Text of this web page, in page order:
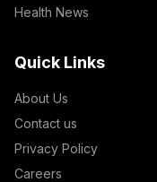
Health News
Quick Links
About Us
Contact us
Privacy Policy
Careers